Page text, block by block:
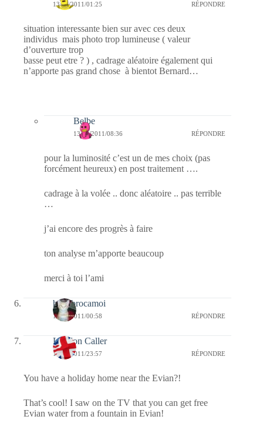
13/06/2011/01:25 RÉPONDRE
situation interessante bien sur avec ces deux
individus mais photo trop lumineuse ( valeur
d’ouverture trop
basse peut etre ? ) , cadrage aléatoire également qui
n’apporte pas grand chose à bientot Bernard…
Belbe
13/06/2011/08:36 RÉPONDRE
pour la luminosité c’est un de mes choix (pas
forcément heureux) en post traitement ….
cadrage à la volée .. donc aléatoire .. pas terrible
…
j’ai encore des progrès à faire
ton analyse m’apporte beaucoup
merci à toi l’ami
bricabrocamoi
13/06/2011/00:58 RÉPONDRE
London Caller
12/06/2011/23:57 RÉPONDRE
You have a holiday home near the Evian?!
That’s cool! I saw on the TV that you can get free
Evian water from a fountain in Evian!